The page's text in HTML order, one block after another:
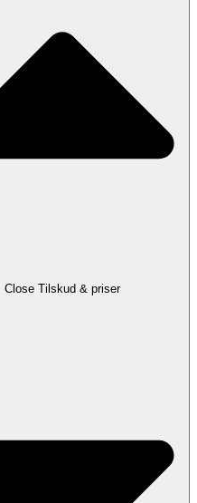
Close Tilskud & priser